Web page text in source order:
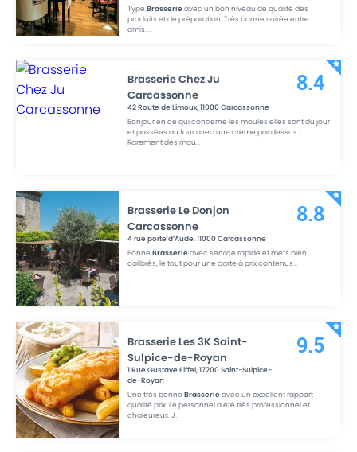
TypeBrasserieavec un bon niveau de qualité des
produits et de préparation. Très bonne soirée entre
amis....
Brasserie Chez Ju
Carcassonne
42 Route de Limoux,11000Carcassonne
Bonjour en ce qui concerne les moules elles sont du jour
et passées au four avec une crème par dessus !
Rarement des mau...
8.4
Brasserie Le Donjon
Carcassonne
4 rue porte d’Aude,11000Carcassonne
BonneBrasserieavec service rapide et mets bien
calibrés, le tout pour une carte à prix contenus...
8.8
Brasserie Les 3K Saint-
Sulpice-de-Royan
1 Rue Gustave Eiffel,17200Saint-Sulpice-
de-Royan
Une très bonneBrasserieavec un excellent rapport
qualité prix. Le personnel a été très professionnel et
chaleureux. J...
9.5